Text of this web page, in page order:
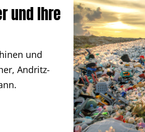
und Ihre
und
Andritz-